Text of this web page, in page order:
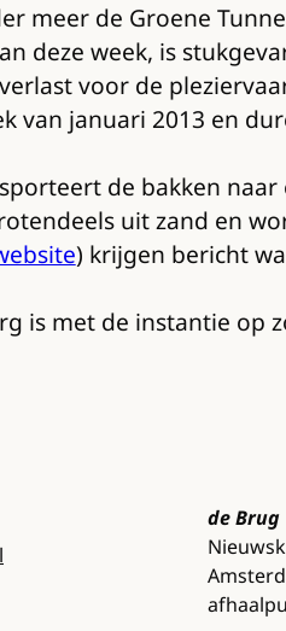
meer de Groene
deze week, is
voor de
van januari 2013 en
de bakken
uit zand en
) krijgen bericht
is met de instantie op
de Brug